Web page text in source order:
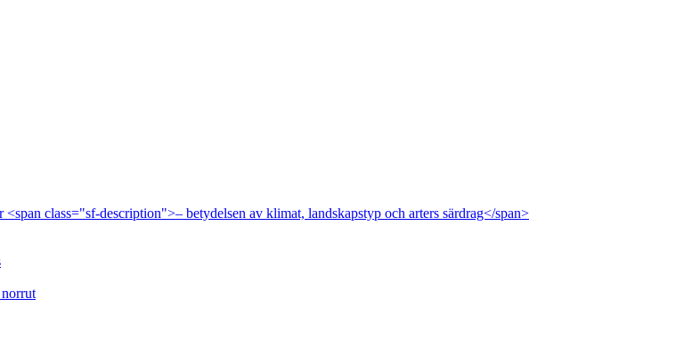
class="sf-description">– betydelsen av klimat, landskapstyp och arters särdrag</span>